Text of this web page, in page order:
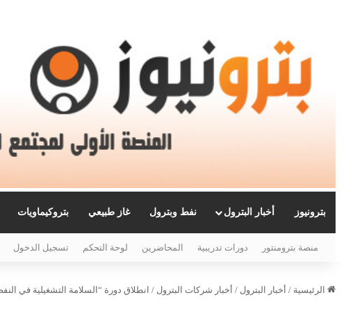
بترونيوز أخبار البترول نفط وبترول غاز طبيعي بتروكيماويات
منصة بترومنتور دورات تدريبية المحاضرين لوحة التحكم تسجيل الدخول
الرئيسية / أخبار البترول / أخبار شركات البترول / انطلاق دورة “السلامة التشغيلية في